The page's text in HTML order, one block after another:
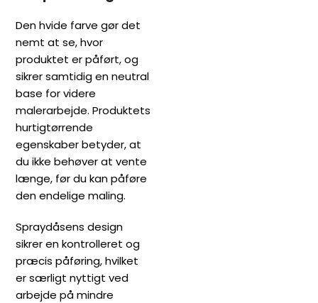
Den hvide farve gør det
nemt at se, hvor
produktet er påført, og
sikrer samtidig en neutral
base for videre
malerarbejde. Produktets
hurtigtørrende
egenskaber betyder, at
du ikke behøver at vente
længe, før du kan påføre
den endelige maling.
Spraydåsens design
sikrer en kontrolleret og
præcis påføring, hvilket
er særligt nyttigt ved
arbejde på mindre